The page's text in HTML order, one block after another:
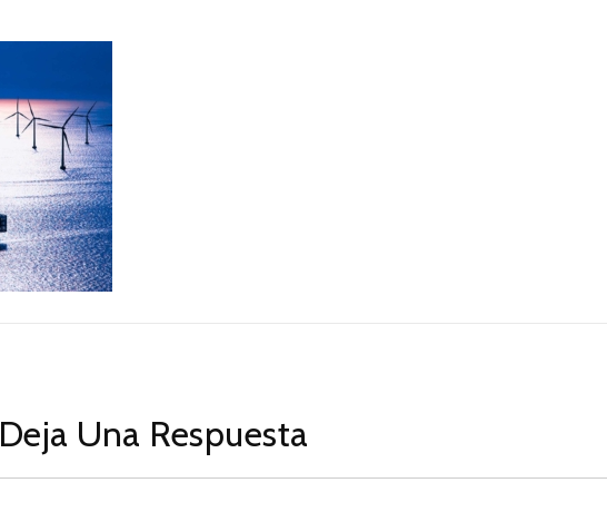
Deja Una Respuesta